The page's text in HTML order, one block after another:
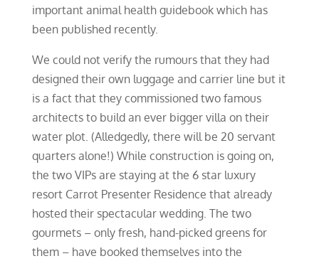
important animal health guidebook which has
been published recently.
We could not verify the rumours that they had
designed their own luggage and carrier line but it
is a fact that they commissioned two famous
architects to build an ever bigger villa on their
water plot. (Alledgedly, there will be 20 servant
quarters alone!) While construction is going on,
the two VIPs are staying at the 6 star luxury
resort Carrot Presenter Residence that already
hosted their spectacular wedding. The two
gourmets – only fresh, hand-picked greens for
them – have booked themselves into the